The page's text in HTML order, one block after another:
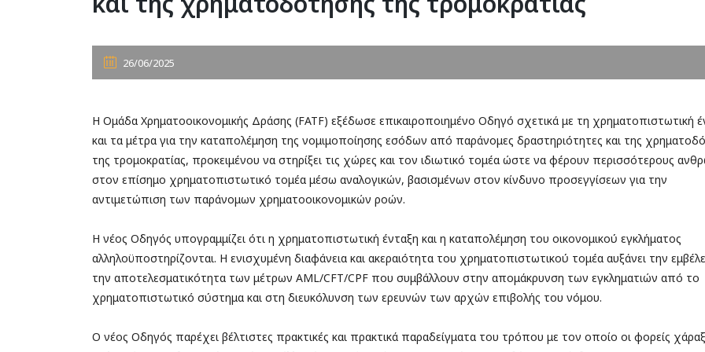
26/06/2025
Η Ομάδα Χρηματοοικονομικής Δράσης (FATF) εξέδωσε επικαιροποιημένο Οδηγό σχετικά με τη χρηματοπιστωτική
και τα μέτρα για την καταπολέμηση της νομιμοποίησης εσόδων από παράνομες δραστηριότητες και της
της τρομοκρατίας, προκειμένου να στηρίξει τις χώρες και τον ιδιωτικό τομέα ώστε να φέρουν περισσότερους
στον επίσημο χρηματοπιστωτικό τομέα μέσω αναλογικών, βασισμένων στον κίνδυνο προσεγγίσεων για την
αντιμετώπιση των παράνομων χρηματοοικονομικών ροών.
Η νέος Οδηγός υπογραμμίζει ότι η χρηματοπιστωτική ένταξη και η καταπολέμηση του οικονομικού εγκλήματος
αλληλοϋποστηρίζονται. Η ενισχυμένη διαφάνεια και ακεραιότητα του χρηματοπιστωτικού τομέα αυξάνει την
την αποτελεσματικότητα των μέτρων AML/CFT/CPF που συμβάλλουν στην απομάκρυνση των εγκληματιών από το
χρηματοπιστωτικό σύστημα και στη διευκόλυνση των ερευνών των αρχών επιβολής του νόμου.
Ο νέος Οδηγός παρέχει βέλτιστες πρακτικές και πρακτικά παραδείγματα του τρόπου με τον οποίο οι φορείς